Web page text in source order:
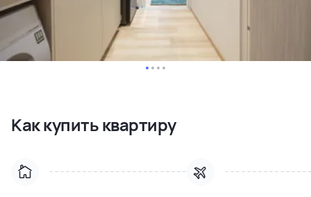
Как купить квартиру